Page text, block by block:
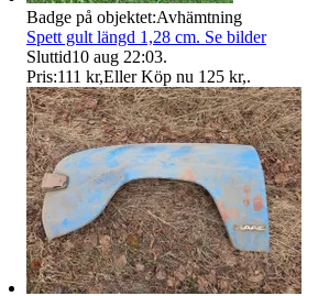
Badge på objektet:Avhämtning
Spett gult längd 1,28 cm. Se bilder
Sluttid10 aug 22:03.
Pris:111 kr,Eller Köp nu 125 kr,.